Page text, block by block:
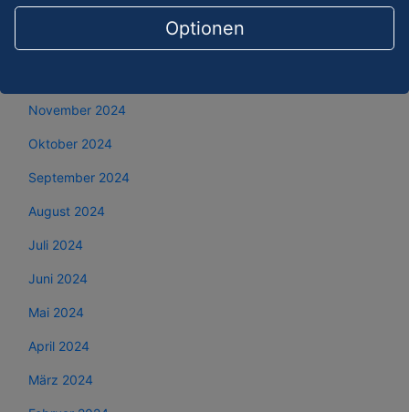
Februar 2025
November 2024
Oktober 2024
September 2024
August 2024
Juli 2024
Juni 2024
Mai 2024
April 2024
März 2024
Optionen